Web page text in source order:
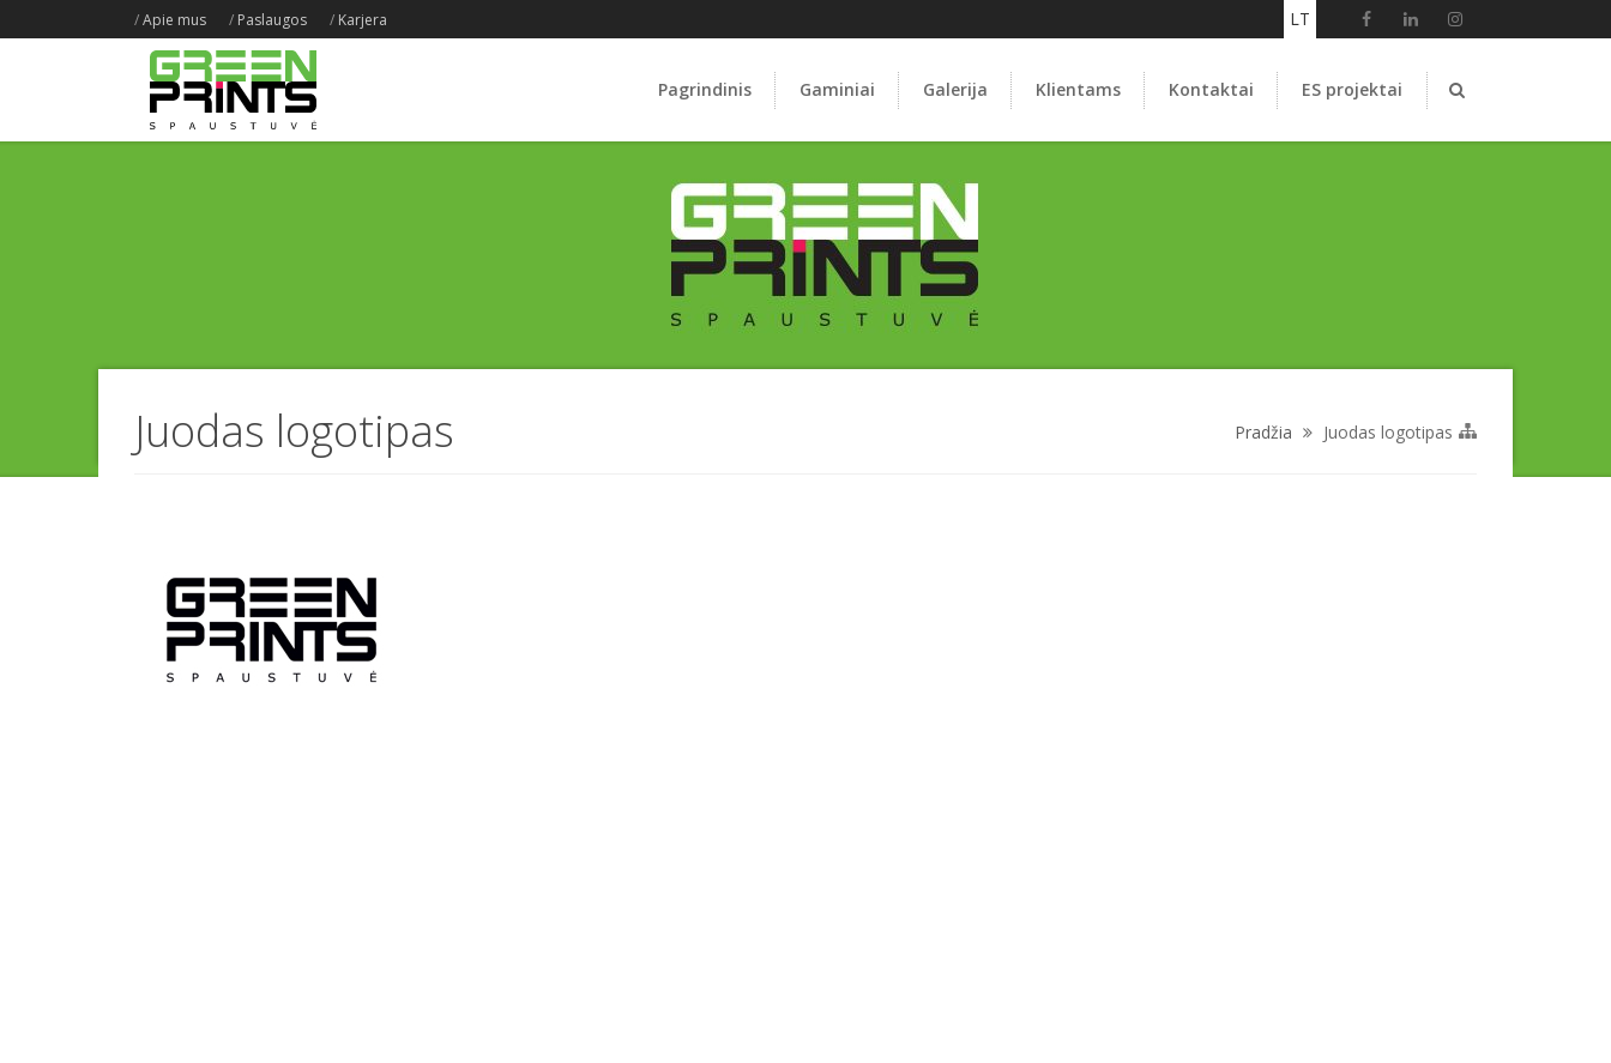
/Apie mus / Paslaugos / Karjera LT
Pagrindinis Gaminiai Galerija Klientams Kontaktai ES projektai
Juodas logotipas Pradžia Juodas logotipas